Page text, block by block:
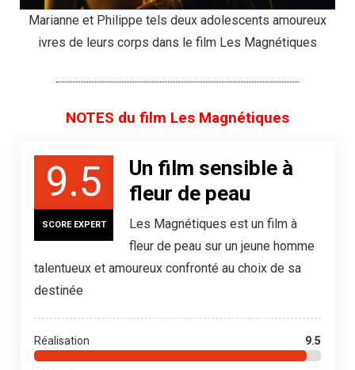
Marianne et Philippe tels deux adolescents amoureux
ivres de leurs corps dans le film Les Magnétiques
NOTES du film Les Magnétiques
9.5
SCORE EXPERT
Un film sensible à
fleur de peau
Les Magnétiques est un film à
fleur de peau sur un jeune homme
talentueux et amoureux confronté au choix de sa
destinée
Réalisation 9.5